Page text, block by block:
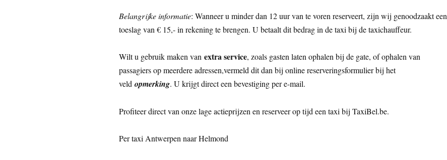
Belangrijke informatie: Wanneer u minder dan 12 uur van te voren reserveert, zijn wij genoodzaakt een
toeslag van € 15,- in rekening te brengen. U betaalt dit bedrag in de taxi bij de taxichauffeur.
Wilt u gebruik maken van extra service, zoals gasten laten ophalen bij de gate, of ophalen van
passagiers op meerdere adressen,vermeld dit dan bij online reserveringsformulier bij het
veld opmerking. U krijgt direct een bevestiging per e-mail.
Profiteer direct van onze lage actieprijzen en reserveer op tijd een taxi bij TaxiBel.be.
Per taxi Antwerpen naar Helmond